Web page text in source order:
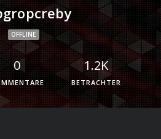
OFFLINE
0 1.2K
BETRACHTER